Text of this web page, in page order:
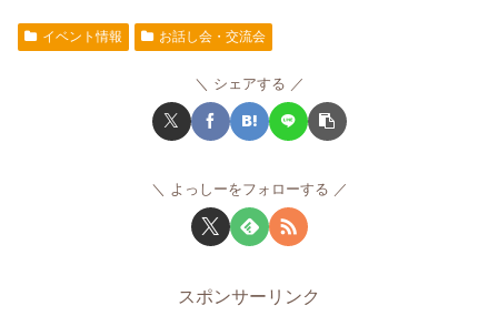
イベント情報 お話し会・交流会
シェアする
よっしーをフォローする
スポンサーリンク